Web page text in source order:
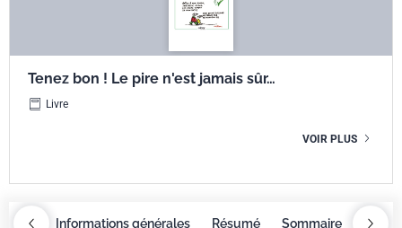
Tenez bon ! Le pire n'est jamais sûr…
Livre
VOIR PLUS
Informations générales Résumé Sommaire